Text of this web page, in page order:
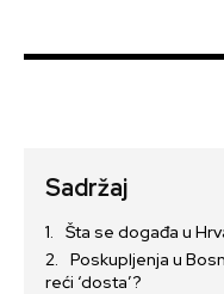
Sadržaj
Šta se događa u
Poskupljenja u
reći ‘dosta’?